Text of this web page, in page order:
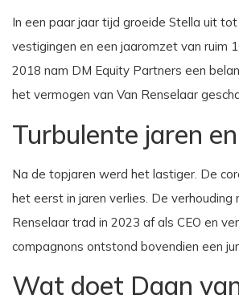
In een paar jaar tijd groeide Stella uit
vestigingen en een jaaromzet van ruim
2018 nam DM Equity Partners een
het vermogen van Van Renselaar
Turbulente jaren
Na de topjaren werd het lastiger. De
het eerst in jaren verlies. De
Renselaar trad in 2023 af als CEO en
compagnons ontstond bovendien een
Wat doet Daan